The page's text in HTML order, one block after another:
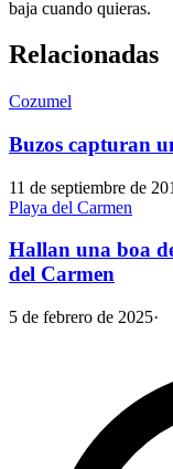
baja cuando quieras.
Relacionadas
Cozumel
Buzos capturan
11 de septiembre de
Playa del Carmen
Hallan una boa
del Carmen
5 de febrero de 2025·